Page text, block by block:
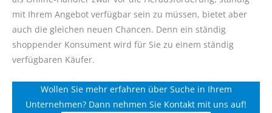
mit Ihrem Angebot verfügbar sein zu müssen, bietet aber
auch die gleichen neuen Chancen. Denn ein ständig
shoppender Konsument wird für Sie zu einem ständig
verfügbaren Käufer.
Wollen Sie mehr erfahren über Suche in Ihrem
Unternehmen? Dann nehmen Sie Kontakt mit uns auf!